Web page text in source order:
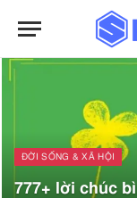
ĐỜI SỐNG & XÃ HỘI
777+ lời chúc